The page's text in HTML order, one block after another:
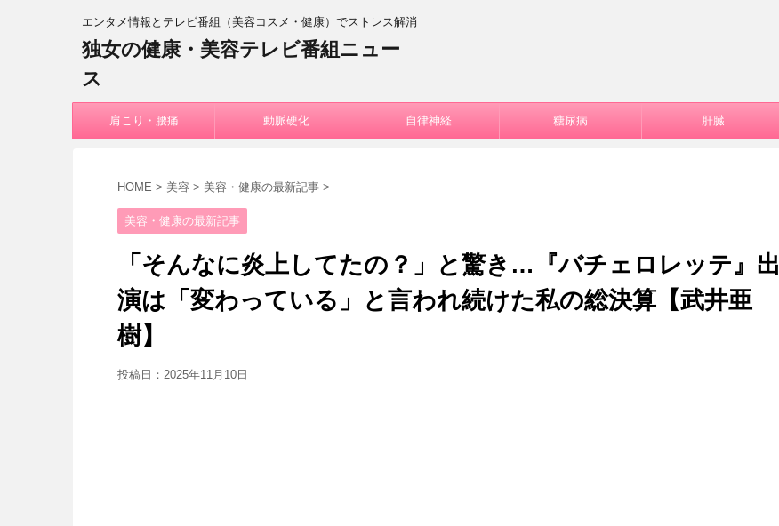
エンタメ情報とテレビ番組（美容コスメ・健康）でストレス解消
独女の健康・美容テレビ番組ニュー
ス
肩こり・腰痛 動脈硬化 自律神経 糖尿病 肝臓
HOME > 美容 > 美容・健康の最新記事 >
美容・健康の最新記事
「そんなに炎上してたの？」と驚き…『バチェロレッテ』出
演は「変わっている」と言われ続けた私の総決算【武井亜
樹】
投稿日： 2025年11月10日